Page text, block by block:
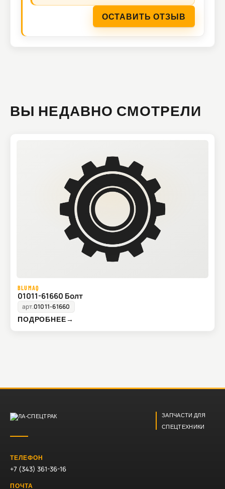
ОСТАВИТЬ ОТЗЫВ
ВЫ НЕДАВНО СМОТРЕЛИ
BLUMAQ
01011-61660 Болт
арт.01011-61660
ПОДРОБНЕЕ→
ЗАПЧАСТИ ДЛЯ
СПЕЦТЕХНИКИ
ТЕЛЕФОН
+7 (343) 361-36-16
ПОЧТА